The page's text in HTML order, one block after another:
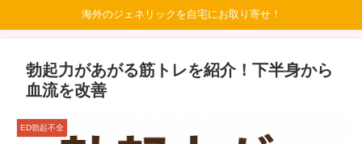
海外のジェネリックを自宅にお取り寄せ！
勃起力があがる筋トレを紹介！下半身から
血流を改善
ED勃起不全